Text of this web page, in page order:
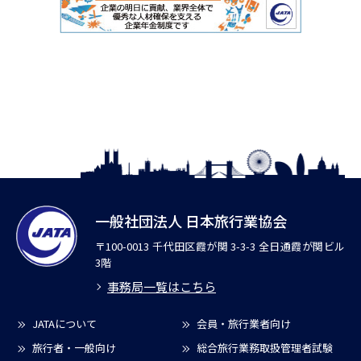
一般社団法人 日本旅行業協会
〒100-0013 千代田区霞が関 3-3-3 全日通霞が関ビル
3階
事務局一覧はこちら
JATAについて
会員・旅行業者向け
旅行者・一般向け
総合旅行業務取扱管理者試験